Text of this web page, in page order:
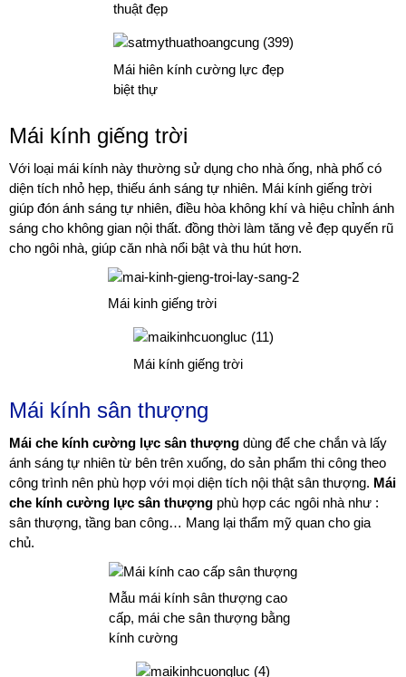
thuật đẹp
Mái hiên kính cường lực đẹp
biệt thự
Mái kính giếng trời
Với loại mái kính này thường sử dụng cho nhà ống, nhà phố có
diện tích nhỏ hẹp, thiếu ánh sáng tự nhiên. Mái kính giếng trời
giúp đón ánh sáng tự nhiên, điều hòa không khí và hiệu chỉnh ánh
sáng cho không gian nội thất. đồng thời làm tăng vẻ đẹp quyến rũ
cho ngôi nhà, giúp căn nhà nổi bật và thu hút hơn.
Mái kinh giếng trời
Mái kính giếng trời
Mái kính sân thượng
Mái che kính cường lực sân thượng dùng để che chắn và lấy
ánh sáng tự nhiên từ bên trên xuống, do sản phẩm thi công theo
công trình nên phù hợp với mọi diện tích nội thật sân thượng. Mái
che kính cường lực sân thượng phù hợp các ngôi nhà như :
sân thượng, tầng ban công… Mang lại thẩm mỹ quan cho gia
chủ.
Mẫu mái kính sân thượng cao
cấp, mái che sân thượng bằng
kính cường